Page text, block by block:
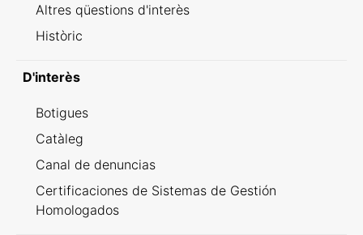
Altres qüestions d'interès
Històric
D'interès
Botigues
Catàleg
Canal de denuncias
Certificaciones de Sistemas de Gestión
Homologados